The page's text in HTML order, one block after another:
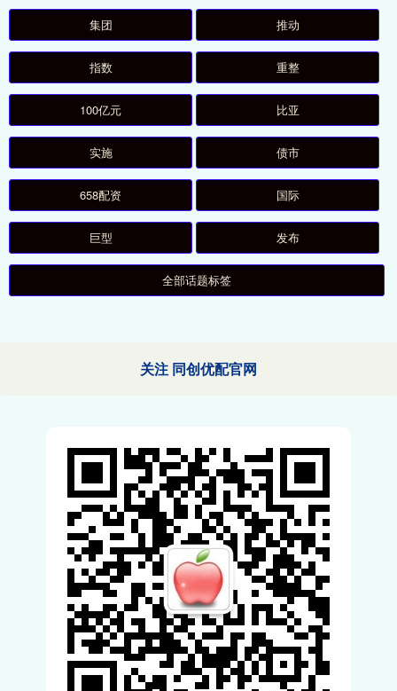
集团 推动
指数 重整
100亿元 比亚
实施 债市
658配资 国际
巨型 发布
全部话题标签
关注 同创优配官网